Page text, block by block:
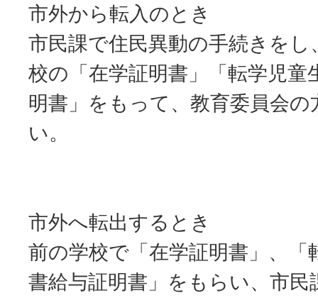
市外から転入のとき
市民課で住民異動の手続きを
校の「在学証明書」「転学児童
明書」をもって、教育委員会
い。
市外へ転出するとき
前の学校で「在学証明書」、「
書給与証明書」をもらい、市民